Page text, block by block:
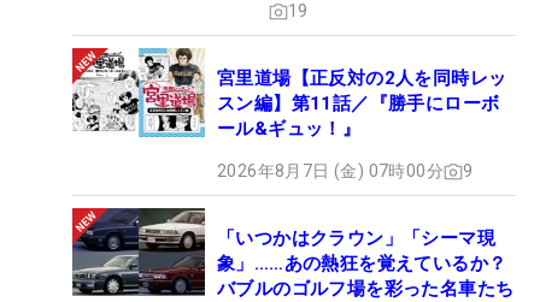
19
宮里道場【正反対の2人を同時レッ
スン編】第11話／『勝手にローボ
ール&ギュッ！』
2026年8月7日 (金) 07時00分 9
「いつかはクラウン」「シーマ現
象」……あの熱狂を覚えているか？
バブルのゴルフ場を彩った名車たち